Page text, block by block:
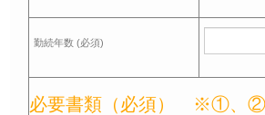
勤続年数 (必須)
必要書類（必須） ※①、②